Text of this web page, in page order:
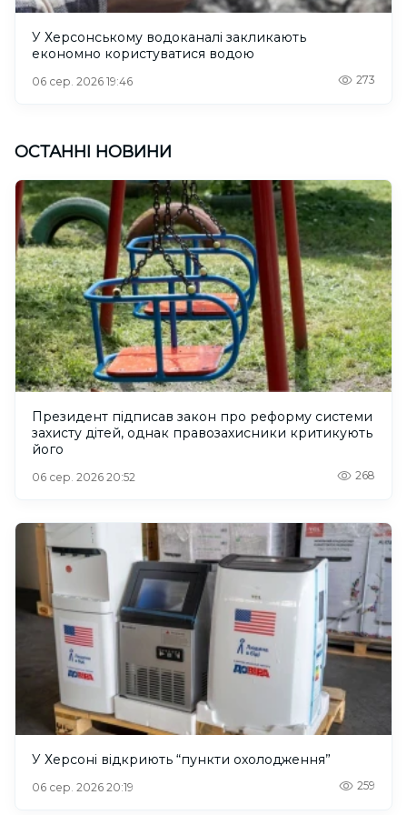
У Херсонському водоканалі закликають
економно користуватися водою
06 сер. 2026 19:46 273
ОСТАННІ НОВИНИ
Президент підписав закон про реформу системи
захисту дітей, однак правозахисники критикують
його
06 сер. 2026 20:52 268
У Херсоні відкриють “пункти охолодження”
06 сер. 2026 20:19 259